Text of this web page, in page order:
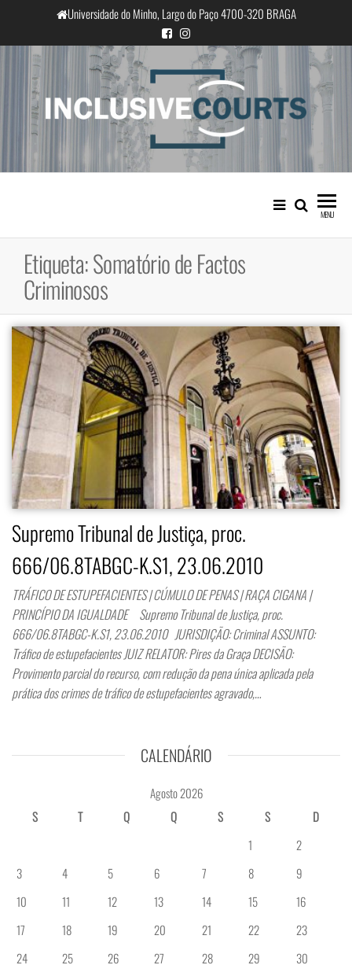
o
conteúdo
Universidade do Minho, Largo do Paço 4700-320 BRAGA
InclusiveCourts
Igualdade e diferença cultural na
prática judicial portuguesa
MENU
Etiqueta:Somatório de Factos
Criminosos
Supremo Tribunal de Justiça, proc.
666/06.8TABGC-K.S1, 23.06.2010
TRÁFICO DE ESTUPEFACIENTES | CÚMULO DE PENAS | RAÇA CIGANA |
PRINCÍPIO DA IGUALDADE Supremo Tribunal de Justiça, proc.
666/06.8TABGC-K.S1, 23.06.2010 JURISDIÇÃO: Criminal ASSUNTO:
Tráfico de estupefacientes JUIZ RELATOR: Pires da Graça DECISÃO:
Provimento parcial do recurso, com redução da pena única aplicada pela
prática dos crimes de tráfico de estupefacientes agravado,…
CALENDÁRIO
Agosto 2026
S
T Q Q S S
D
1
2
3
4 5 6 7 8
9
10
11 12 13 14 15
16
17
18 19 20 21 22
23
24
25 26 27 28 29
30